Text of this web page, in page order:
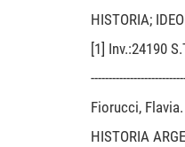
HISTORIA;
[1] Inv.:24190
Fiorucci,
HISTORIA